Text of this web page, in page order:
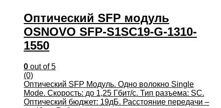
Оптический SFP модуль
OSNOVO SFP-S1SC19-G-1310-
1550
0 out of 5
(0)
Оптический SFP Модуль. Одно волокно Single
Mode. Скорость: до 1,25 Гбит/c. Тип разъема: SC.
Оптический бюджет: 19дБ. Расстояние передачи –